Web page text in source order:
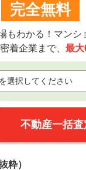
完全無料
もわかる！マンシ
着企業まで、 最大
不動産一括査
粋）